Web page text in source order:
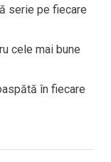
serie pe fiecare
cele mai bune
în fiecare